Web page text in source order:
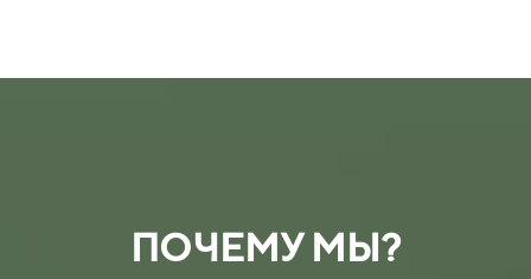
ПОЧЕМУ МЫ?